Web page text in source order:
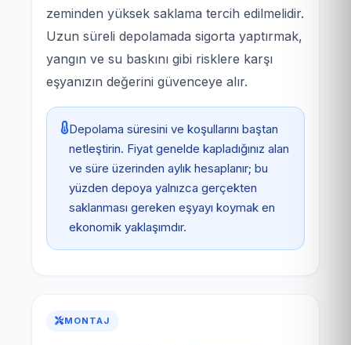
zeminden yüksek saklama tercih edilmelidir.
Uzun süreli depolamada sigorta yaptırmak,
yangın ve su baskını gibi risklere karşı
eşyanızın değerini güvenceye alır.
Depolama süresini ve koşullarını baştan
netleştirin. Fiyat genelde kapladığınız alan
ve süre üzerinden aylık hesaplanır; bu
yüzden depoya yalnızca gerçekten
saklanması gereken eşyayı koymak en
ekonomik yaklaşımdır.
MONTAJ